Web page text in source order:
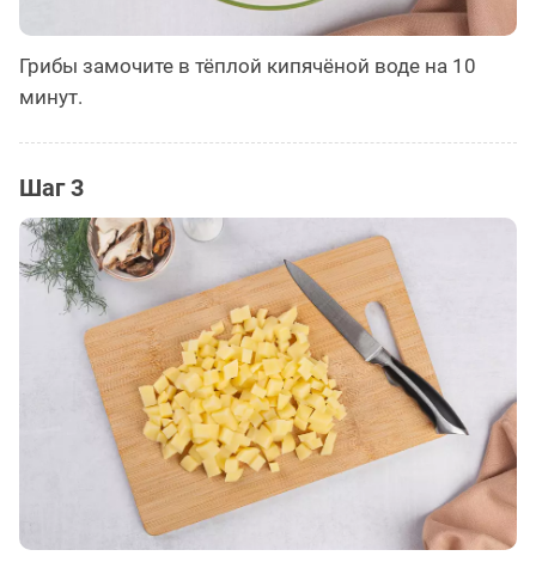
Грибы замочите в тёплой кипячёной воде на 10
минут.
Шаг 3